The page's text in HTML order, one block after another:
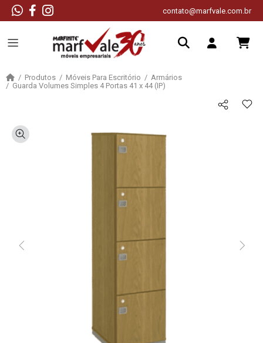
contato@marfvale.com.br
Produtos Móveis Para Escritório
Armários
Guarda Volumes Simples 4 Portas 41 x 44 (IP)